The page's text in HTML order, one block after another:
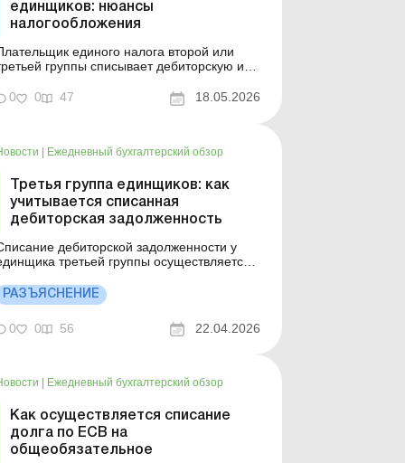
единщиков: нюансы
налогообложения
единого налога второй или
группы списывает дебиторскую или
как облагается налогами
такое списание у единщиков – физических
возни...
0 0 47 18.05.2026
| Ежедневный бухгалтерский обзор
Третья группа единщиков: как
учитывается списанная
дебиторская задолженность
дебиторской задолженности у
третьей группы осуществляется в
не влияет на сумму дохода,
списание долга контрагента не
является поступлением средств для
Поэтому в налоговом учете для
РАЗЪЯСНЕНИЕ
0 0 56 22.04.2026
| Ежедневный бухгалтерский обзор
Как осуществляется списание
долга по ЕСВ на
общеобязательное